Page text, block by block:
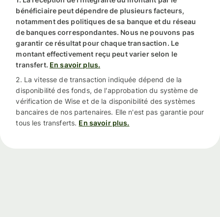
bénéficiaire peut dépendre de plusieurs facteurs,
notamment des politiques de sa banque et du réseau
de banques correspondantes. Nous ne pouvons pas
garantir ce résultat pour chaque transaction. Le
montant effectivement reçu peut varier selon le
transfert. En savoir plus.
2. La vitesse de transaction indiquée dépend de la
disponibilité des fonds, de l'approbation du système de
vérification de Wise et de la disponibilité des systèmes
bancaires de nos partenaires. Elle n'est pas garantie pour
tous les transferts. En savoir plus.